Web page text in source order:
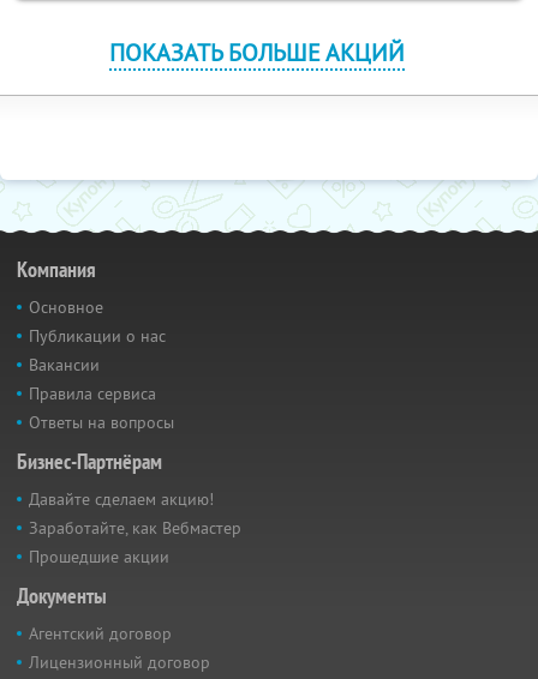
ПОКАЗАТЬ БОЛЬШЕ АКЦИЙ
Компания
Основное
Публикации о нас
Вакансии
Правила сервиса
Ответы на вопросы
Бизнес-Партнёрам
Давайте сделаем акцию!
Заработайте, как Вебмастер
Прошедшие акции
Документы
Агентский договор
Лицензионный договор